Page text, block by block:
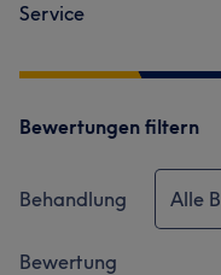
Service
Bewertungen filtern
Behandlung Alle
Bewertung